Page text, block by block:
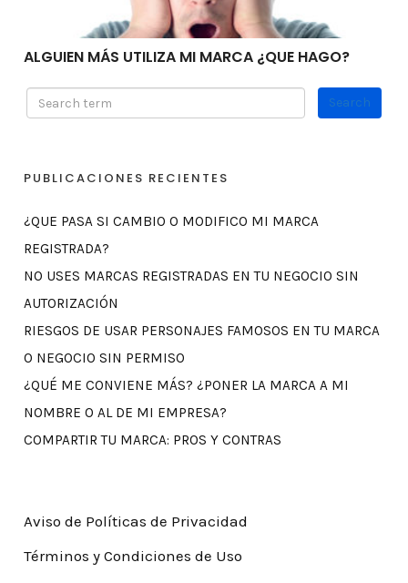
ALGUIEN MÁS UTILIZA MI MARCA ¿QUE HAGO?
PUBLICACIONES RECIENTES
¿QUE PASA SI CAMBIO O MODIFICO MI MARCA
REGISTRADA?
NO USES MARCAS REGISTRADAS EN TU NEGOCIO SIN
AUTORIZACIÓN
RIESGOS DE USAR PERSONAJES FAMOSOS EN TU MARCA
O NEGOCIO SIN PERMISO
¿QUÉ ME CONVIENE MÁS? ¿PONER LA MARCA A MI
NOMBRE O AL DE MI EMPRESA?
COMPARTIR TU MARCA: PROS Y CONTRAS
Aviso de Políticas de Privacidad
Términos y Condiciones de Uso